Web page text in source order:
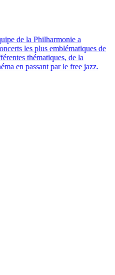
de la Philharmonie a
les plus emblématiques de
thématiques, de la
en passant par le free jazz.